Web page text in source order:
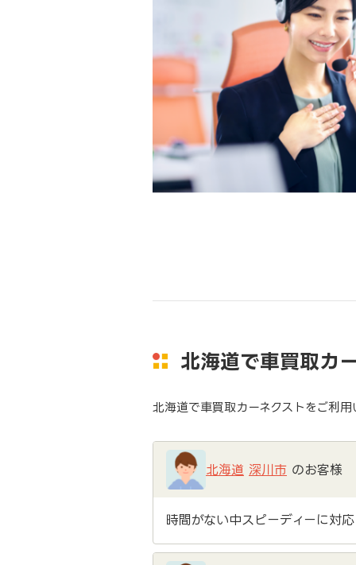
北海道で車買取カ
北海道で車買取カーネクストをご利
北海道 深川市 のお客様
時間がない中スピーディーに対